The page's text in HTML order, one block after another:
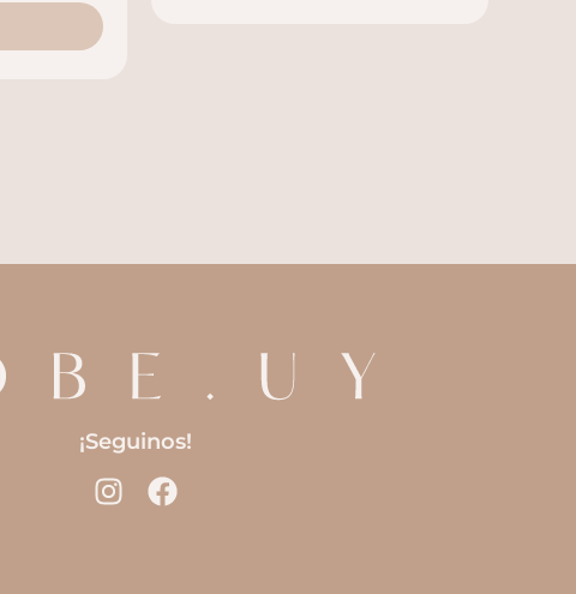
¡Seguinos!